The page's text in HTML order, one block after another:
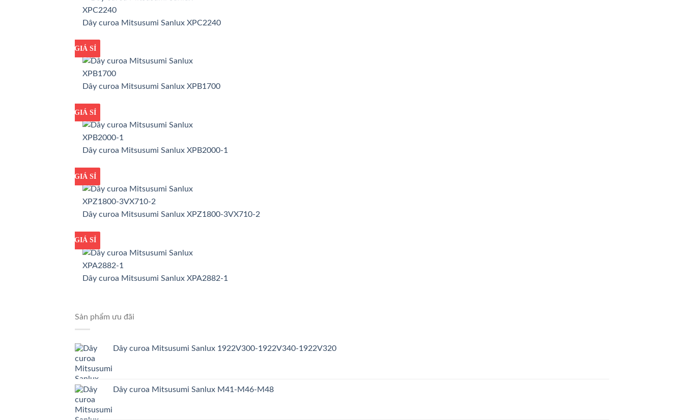
Dây curoa Mitsusumi Sanlux XPC2240
GIÁ TỐT
GIÁ SỈ
Dây curoa Mitsusumi Sanlux XPB1700
GIÁ TỐT
GIÁ SỈ
Dây curoa Mitsusumi Sanlux XPB2000-1
GIÁ TỐT
GIÁ SỈ
Dây curoa Mitsusumi Sanlux XPZ1800-3VX710-2
GIÁ TỐT
GIÁ SỈ
Dây curoa Mitsusumi Sanlux XPA2882-1
Sản phẩm ưu đãi
Dây curoa Mitsusumi Sanlux 1922V300-1922V340-1922V320
Dây curoa Mitsusumi Sanlux M41-M46-M48